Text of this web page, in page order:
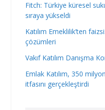
Fitch: Türkiye küresel
sıraya yükseldi
Katılım Emeklilik’ten
çözümleri
Vakıf Katılım Danışma
Emlak Katılım, 350
itfasını gerçekleştirdi